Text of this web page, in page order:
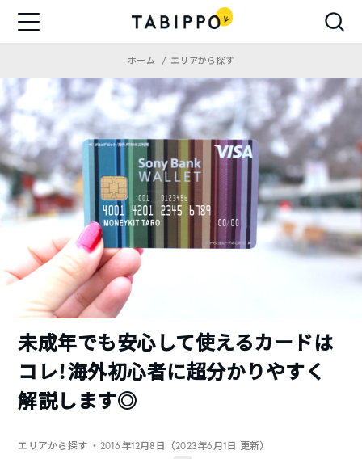
ホーム エリアから探す
未成年でも安心して使えるカードは
コレ！海外初心者に超分かりやすく
解説します◎
エリアから探す ・2016年12月8日（2023年6月1日 更新）